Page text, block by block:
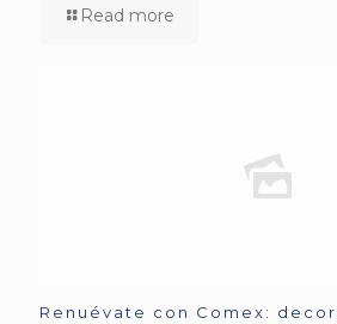
Read more
Renuévate con Comex: